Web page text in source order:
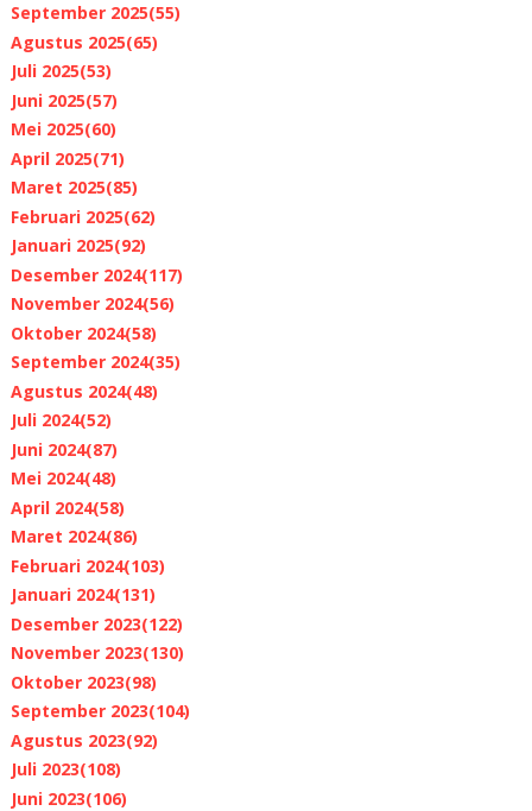
September 2025(55)
Agustus 2025(65)
Juli 2025(53)
Juni 2025(57)
Mei 2025(60)
April 2025(71)
Maret 2025(85)
Februari 2025(62)
Januari 2025(92)
Desember 2024(117)
November 2024(56)
Oktober 2024(58)
September 2024(35)
Agustus 2024(48)
Juli 2024(52)
Juni 2024(87)
Mei 2024(48)
April 2024(58)
Maret 2024(86)
Februari 2024(103)
Januari 2024(131)
Desember 2023(122)
November 2023(130)
Oktober 2023(98)
September 2023(104)
Agustus 2023(92)
Juli 2023(108)
Juni 2023(106)